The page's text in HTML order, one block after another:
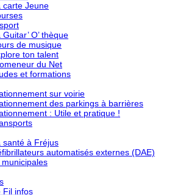
carte Jeune
Guitar’ O’ thèque
de musique
ton talent
du Net
et formations
sur voirie
des parkings à barrières
: Utile et pratique !
santé à Fréjus
automatisés externes (DAE)
Fil infos